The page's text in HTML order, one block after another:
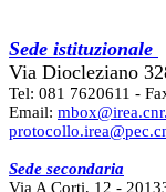
Sede istituzionale
Via Diocleziano
Tel: 081 7620611 -
Email:
Sede secondaria
Via A Corti, 12 -